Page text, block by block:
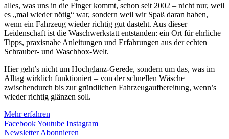
alles, was uns in die Finger kommt, schon seit 2002 – nicht nur, weil
es „mal wieder nötig“ war, sondern weil wir Spaß daran haben,
wenn ein Fahrzeug wieder richtig gut dasteht. Aus dieser
Leidenschaft ist die Waschwerkstatt entstanden: ein Ort für ehrliche
Tipps, praxisnahe Anleitungen und Erfahrungen aus der echten
Schrauber- und Waschbox-Welt.
Hier geht’s nicht um Hochglanz-Gerede, sondern um das, was im
Alltag wirklich funktioniert – von der schnellen Wäsche
zwischendurch bis zur gründlichen Fahrzeugaufbereitung, wenn’s
wieder richtig glänzen soll.
Mehr erfahren
FacebookYoutube Instagram
Newsletter Abonnieren